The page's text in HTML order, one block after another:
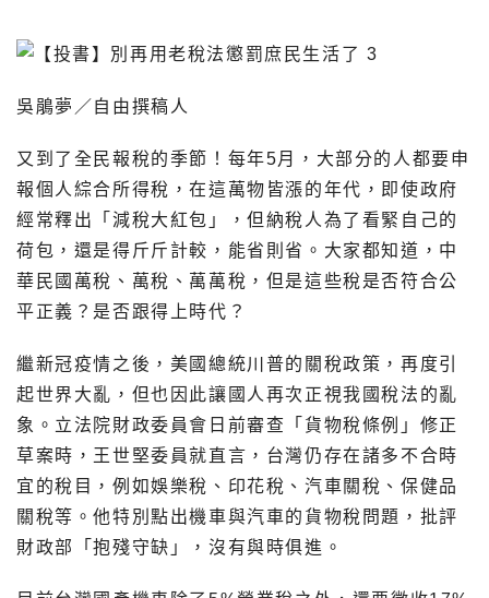
吳鵑夢／自由撰稿人
又到了全民報稅的季節！每年5月，大部分的人都要申
報個人綜合所得稅，在這萬物皆漲的年代，即使政府
經常釋出「減稅大紅包」，但納稅人為了看緊自己的
荷包，還是得斤斤計較，能省則省。大家都知道，中
華民國萬稅、萬稅、萬萬稅，但是這些稅是否符合公
平正義？是否跟得上時代？
繼新冠疫情之後，美國總統川普的關稅政策，再度引
起世界大亂，但也因此讓國人再次正視我國稅法的亂
象。立法院財政委員會日前審查「貨物稅條例」修正
草案時，王世堅委員就直言，台灣仍存在諸多不合時
宜的稅目，例如娛樂稅、印花稅、汽車關稅、保健品
關稅等。他特別點出機車與汽車的貨物稅問題，批評
財政部「抱殘守缺」，沒有與時俱進。